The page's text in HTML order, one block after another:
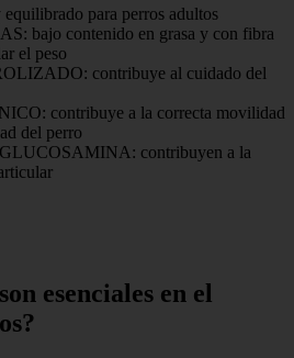
para perros adultos
bajo contenido en grasa y con fibra
el peso
contribuye al cuidado del
contribuye a la correcta movilidad
del perro
contribuyen a la
esenciales en el